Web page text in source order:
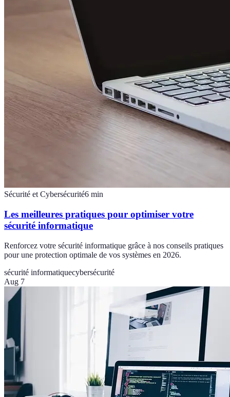
Sécurité et Cybersécurité6 min
Les meilleures pratiques pour optimiser votre
sécurité informatique
Renforcez votre sécurité informatique grâce à nos conseils pratiques
pour une protection optimale de vos systèmes en 2026.
sécurité informatiquecybersécurité
Aug 7